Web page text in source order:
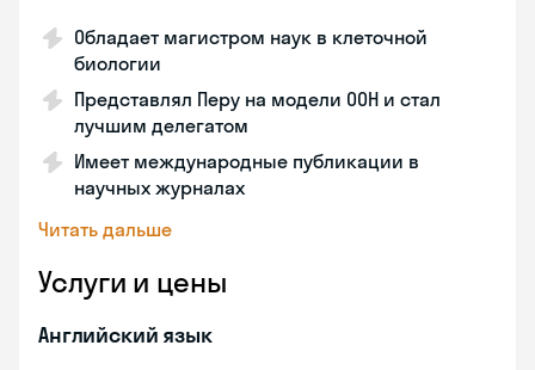
Обладает магистром наук в клеточной
биологии
Представлял Перу на модели ООН и стал
лучшим делегатом
Имеет международные публикации в
научных журналах
Читать дальше
Услуги и цены
Английский язык